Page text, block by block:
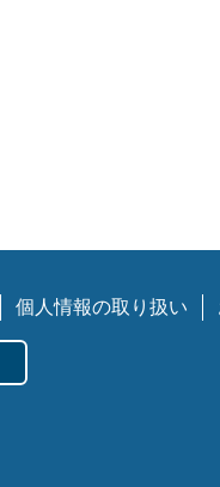
個人情報の取り扱い